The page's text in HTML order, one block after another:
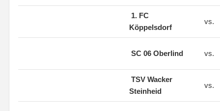
1. FC
Köppelsdorf
vs.
SC 06 Oberlind vs.
TSV Wacker
Steinheid
vs.